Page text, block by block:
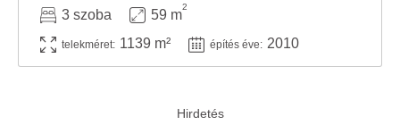
3 szoba 59 m
2
telekméret: 1139 m² építés éve: 2010